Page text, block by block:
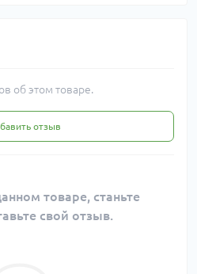
об этом товаре.
отзыв
товаре, станьте
свой отзыв.